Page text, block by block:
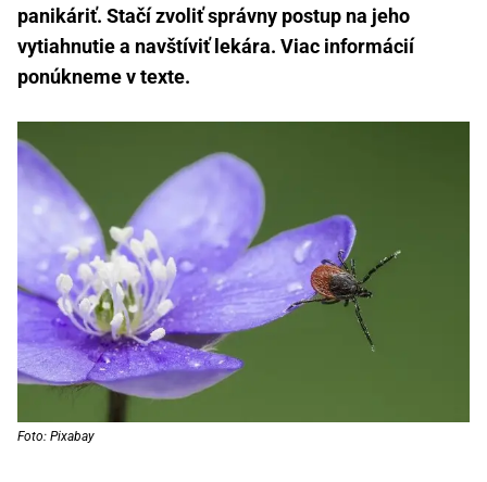
panikáriť. Stačí zvoliť správny postup na jeho
vytiahnutie a navštíviť lekára. Viac informácií
ponúkneme v texte.
Foto: Pixabay